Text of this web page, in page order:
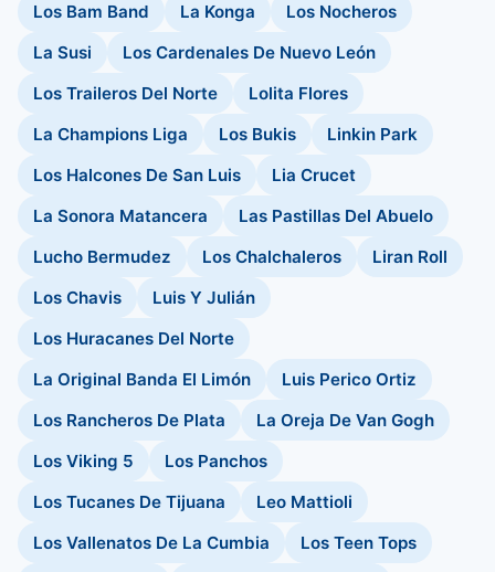
Los Bam Band
La Konga
Los Nocheros
La Susi
Los Cardenales De Nuevo León
Los Traileros Del Norte
Lolita Flores
La Champions Liga
Los Bukis
Linkin Park
Los Halcones De San Luis
Lia Crucet
La Sonora Matancera
Las Pastillas Del Abuelo
Lucho Bermudez
Los Chalchaleros
Liran Roll
Los Chavis
Luis Y Julián
Los Huracanes Del Norte
La Original Banda El Limón
Luis Perico Ortiz
Los Rancheros De Plata
La Oreja De Van Gogh
Los Viking 5
Los Panchos
Los Tucanes De Tijuana
Leo Mattioli
Los Vallenatos De La Cumbia
Los Teen Tops